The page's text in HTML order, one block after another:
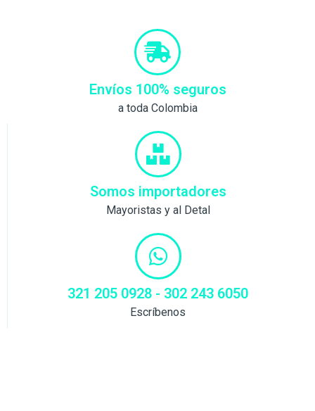
Envíos 100% seguros
a toda Colombia
Somos importadores
Mayoristas y al Detal
321 205 0928 - 302 243 6050
Escríbenos